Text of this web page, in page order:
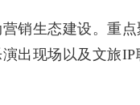
生态建设。重点
出现场以及文旅